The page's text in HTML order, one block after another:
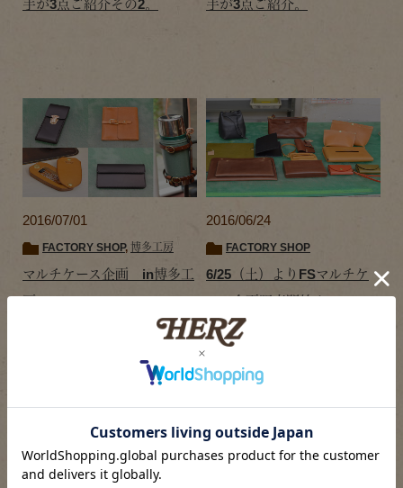
手が3点ご紹介その2。 手が3点ご紹介。
2016/07/01
FACTORY SHOP, 博多工房
マルチケース企画 in博多工
房
2016/06/24
FACTORY SHOP
6/25（土）よりFSマルチケ
ース企画販売開始！